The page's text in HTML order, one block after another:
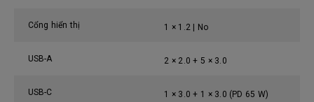
Cổng hiển thị 1 × 1.2 | No
USB-A 2 × 2.0 + 5 × 3.0
USB-C 1 × 3.0 + 1 × 3.0 (PD 65 W)